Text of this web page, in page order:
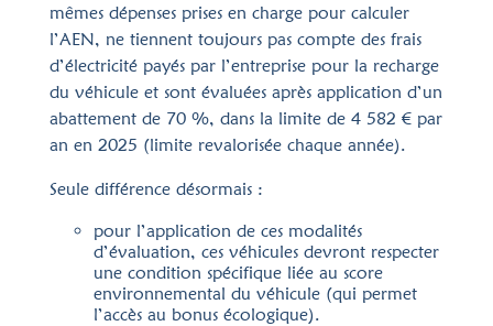
mêmes dépenses prises en charge pour calculer
l’AEN, ne tiennent toujours pas compte des frais
d’électricité payés par l’entreprise pour la recharge
du véhicule et sont évaluées après application d’un
abattement de 70 %, dans la limite de 4 582 € par
an en 2025 (limite revalorisée chaque année).
Seule différence désormais :
pour l’application de ces modalités
d’évaluation, ces véhicules devront respecter
une condition spécifique liée au score
environnemental du véhicule (qui permet
l’accès au bonus écologique).